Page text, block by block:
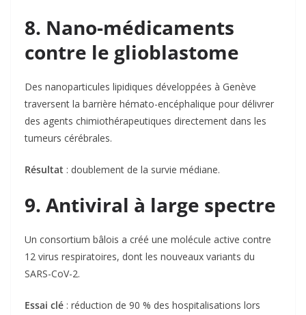
8. Nano-médicaments
contre le glioblastome
Des nanoparticules lipidiques développées à Genève
traversent la barrière hémato-encéphalique pour délivrer
des agents chimiothérapeutiques directement dans les
tumeurs cérébrales.
Résultat : doublement de la survie médiane.
9. Antiviral à large spectre
Un consortium bâlois a créé une molécule active contre
12 virus respiratoires, dont les nouveaux variants du
SARS-CoV-2.
Essai clé : réduction de 90 % des hospitalisations lors